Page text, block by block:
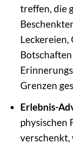
treffen, die
Leckereien,
Grenzen
Erlebnis-
physischen
verschenkt,